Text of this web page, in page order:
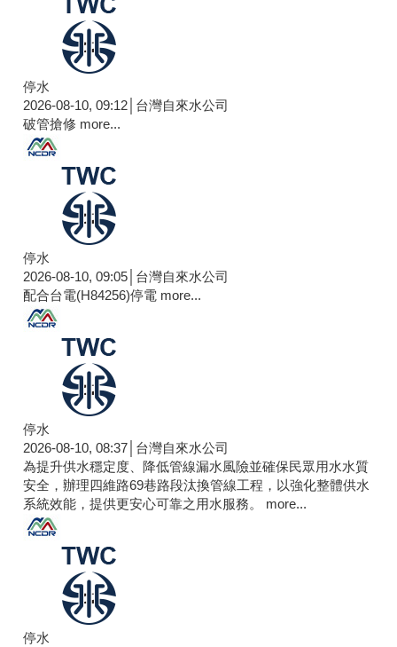
停水
2026-08-10, 09:12│台灣自來水公司
破管搶修 more...
停水
2026-08-10, 09:05│台灣自來水公司
配合台電(H84256)停電 more...
停水
2026-08-10, 08:37│台灣自來水公司
為提升供水穩定度、降低管線漏水風險並確保民眾用水水質
安全，辦理四維路69巷路段汰換管線工程，以強化整體供水
系統效能，提供更安心可靠之用水服務。 more...
停水